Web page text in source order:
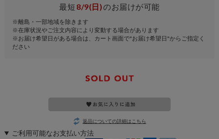
最短 8/9(日)のお届けが可能
※離島・一部地域を除きます
※在庫状況やご注文内容により変動する場合があります
※お届け希望日がある場合は、カート画面で"お届け希望日"からご指定く
ださい
返品についての詳細はこちら
ご利用可能なお支払い方法